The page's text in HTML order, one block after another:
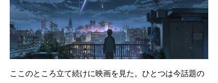
ここのところ立て続けに映画を見た。ひとつは今話題の